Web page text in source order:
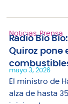
Noticias,Prensa
Radio Bío
Quiroz pone
mayo 3, 2026
El ministro de
alza de hasta